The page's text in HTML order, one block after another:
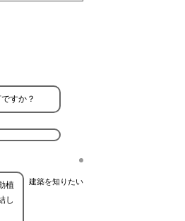
すか？
建築を知りたい
植
し